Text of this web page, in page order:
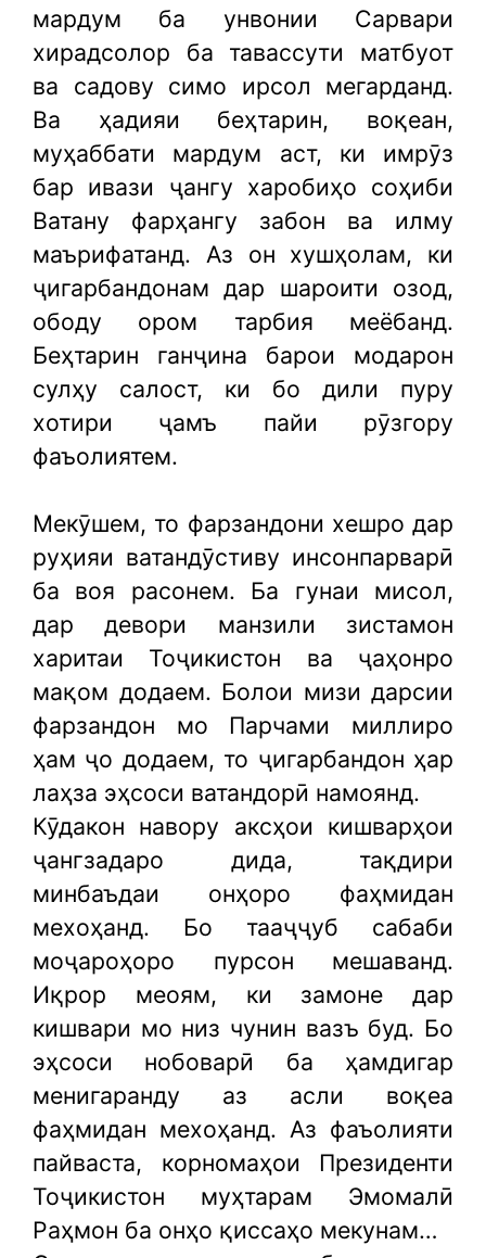
мардум ба унвонии Сарвари
хирадсолор ба тавассути матбуот
ва садову симо ирсол мегарданд.
Ва ҳадияи беҳтарин, воқеан,
муҳаббати мардум аст, ки имрӯз
бар ивази ҷангу харобиҳо соҳиби
Ватану фарҳангу забон ва илму
маърифатанд. Аз он хушҳолам, ки
ҷигарбандонам дар шароити озод,
ободу ором тарбия меёбанд.
Беҳтарин ганҷина барои модарон
сулҳу салост, ки бо дили пуру
хотири ҷамъ пайи рӯзгору
фаъолиятем.
Мекӯшем, то фарзандони хешро дар
руҳияи ватандӯстиву инсонпарварӣ
ба воя расонем. Ба гунаи мисол,
дар девори манзили зистамон
харитаи Тоҷикистон ва ҷаҳонро
мақом додаем. Болои мизи дарсии
фарзандон мо Парчами миллиро
ҳам ҷо додаем, то ҷигарбандон ҳар
лаҳза эҳсоси ватандорӣ намоянд.
Кӯдакон навору аксҳои кишварҳои
ҷангзадаро дида, тақдири
минбаъдаи онҳоро фаҳмидан
мехоҳанд. Бо тааҷҷуб сабаби
моҷароҳоро пурсон мешаванд.
Иқрор меоям, ки замоне дар
кишвари мо низ чунин вазъ буд. Бо
эҳсоси нобоварӣ ба ҳамдигар
менигаранду аз асли воқеа
фаҳмидан мехоҳанд. Аз фаъолияти
пайваста, корномаҳои Президенти
Тоҷикистон муҳтарам Эмомалӣ
Раҳмон ба онҳо қиссаҳо мекунам…